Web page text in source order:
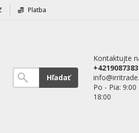
Platba
Hľadať
Kontaktujte
Po - Pia: 9:00
18:00